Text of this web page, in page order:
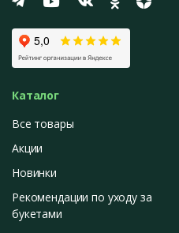
Каталог
Все товары
Акции
Новинки
Рекомендации по уходу за
букетами